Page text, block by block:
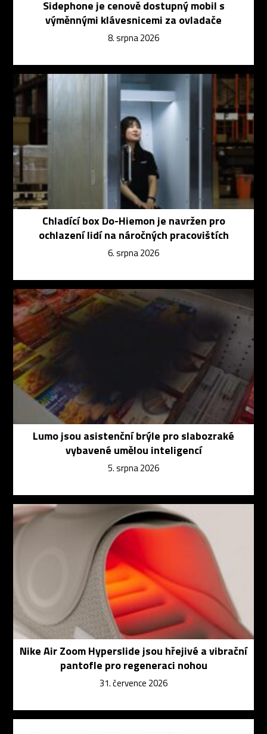
Sidephone je cenově dostupný mobil s
výměnnými klávesnicemi za ovladače
8. srpna 2026
Chladící box Do-Hiemon je navržen pro
ochlazení lidí na náročných pracovištích
6. srpna 2026
Lumo jsou asistenční brýle pro slabozraké
vybavené umělou inteligencí
5. srpna 2026
Nike Air Zoom Hyperslide jsou hřejivé a vibrační
pantofle pro regeneraci nohou
31. července 2026